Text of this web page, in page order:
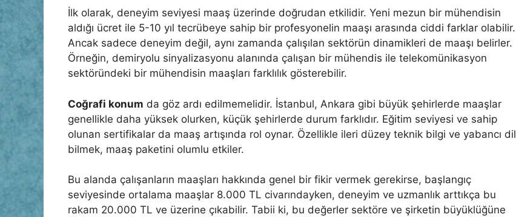
İlk olarak, deneyim seviyesi maaş üzerinde doğrudan etkilidir. Yeni mezun bir mühendisin
aldığı ücret ile 5-10 yıl tecrübeye sahip bir profesyonelin maaşı arasında ciddi farklar olabilir.
Ancak sadece deneyim değil, aynı zamanda çalışılan sektörün dinamikleri de maaşı belirler.
Örneğin, demiryolu sinyalizasyonu alanında çalışan bir mühendis ile telekomünikasyon
sektöründeki bir mühendisin maaşları farklılık gösterebilir.
Coğrafi konum da göz ardı edilmemelidir. İstanbul, Ankara gibi büyük şehirlerde maaşlar
genellikle daha yüksek olurken, küçük şehirlerde durum farklıdır. Eğitim seviyesi ve sahip
olunan sertifikalar da maaş artışında rol oynar. Özellikle ileri düzey teknik bilgi ve yabancı dil
bilmek, maaş paketini olumlu etkiler.
Bu alanda çalışanların maaşları hakkında genel bir fikir vermek gerekirse, başlangıç
seviyesinde ortalama maaşlar 8.000 TL civarındayken, deneyim ve uzmanlık arttıkça bu
rakam 20.000 TL ve üzerine çıkabilir. Tabii ki, bu değerler sektöre ve şirketin büyüklüğüne